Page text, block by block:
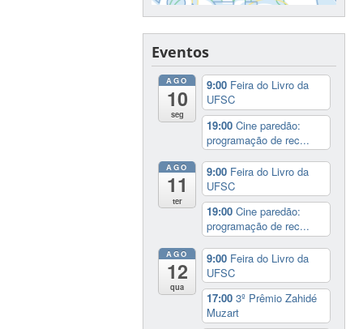
Eventos
AGO
10
seg
9:00 Feira do Livro da
UFSC
19:00Cine paredão:
programação de rec...
AGO
11
ter
9:00 Feira do Livro da
UFSC
19:00Cine paredão:
programação de rec...
AGO
12
qua
9:00 Feira do Livro da
UFSC
17:003º Prêmio Zahidé
Muzart